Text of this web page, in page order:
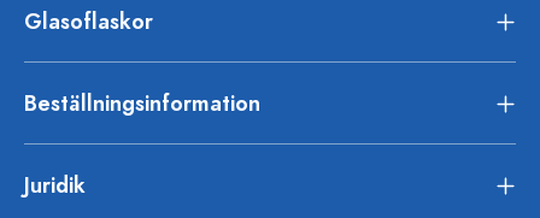
Glasoflaskor
Beställningsinformation
Juridik